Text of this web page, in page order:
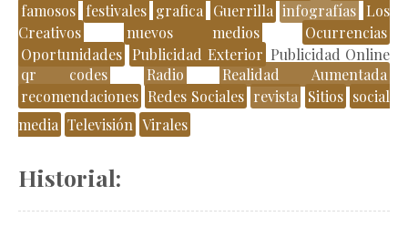
famosos festivales grafica Guerrilla infografías Los
Creativos
nuevos medios
Ocurrencias
Oportunidades Publicidad Exterior Publicidad Online
qr codes
Radio
Realidad Aumentada
recomendaciones Redes Sociales revista Sitios social
media Televisión Virales
Historial: